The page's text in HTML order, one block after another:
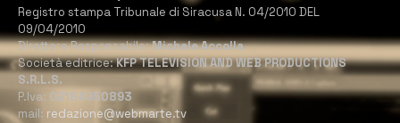
Registro stampa Tribunale di Siracusa N. 04/2010 DEL
09/04/2010
Direttore Responsabile:Michele Accolla
Società editrice:KFP TELEVISION AND WEB PRODUCTIONS
S.R.L.S.
P.Iva: 02184950893
mail: redazione@webmarte.tv